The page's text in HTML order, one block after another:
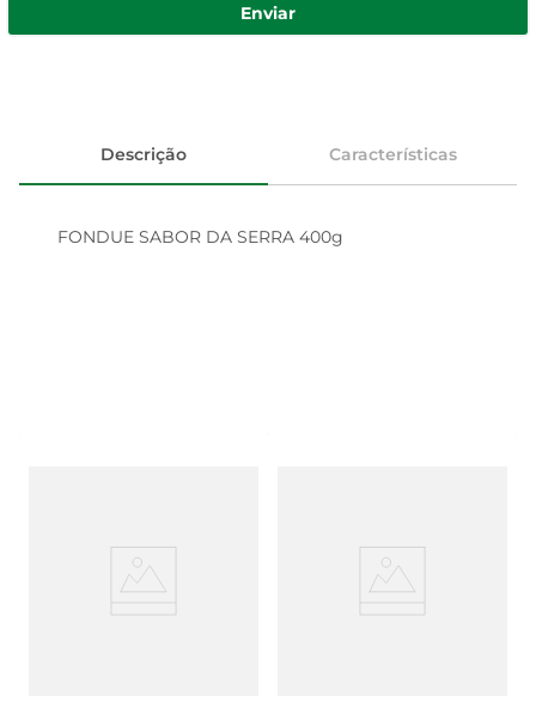
Enviar
Descrição Características
FONDUE SABOR DA SERRA 400g